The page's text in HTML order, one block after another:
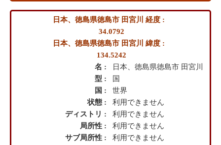
日本、徳島県徳島市 田宮川 経度 :
34.0792
日本、徳島県徳島市 田宮川 緯度 :
134.5242
名 :
日本、徳島県徳島市 田宮川
型 :
国
国 :
世界
状態 :
利用できません
ディストリ :
利用できません
局所性 :
利用できません
サブ局所性 :
利用できません